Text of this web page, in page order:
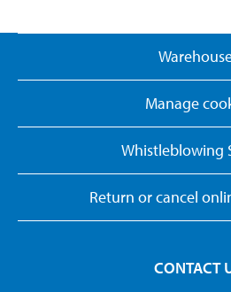
Manage
Whistleblowing
Return or cancel
CONTACT